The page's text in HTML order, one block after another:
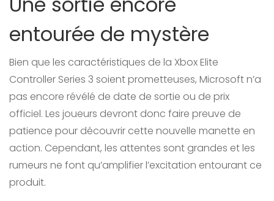
entourée de mystère
Bien que les caractéristiques de la Xbox Elite
Controller Series 3 soient prometteuses, Microsoft n’a
pas encore révélé de date de sortie ou de prix
officiel. Les joueurs devront donc faire preuve de
patience pour découvrir cette nouvelle manette en
action. Cependant, les attentes sont grandes et les
rumeurs ne font qu’amplifier l’excitation entourant ce
produit.